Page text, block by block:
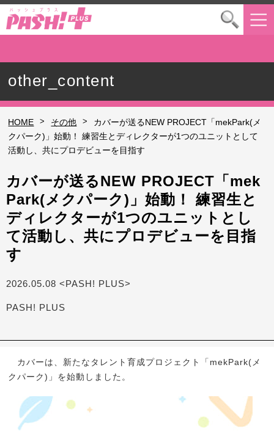
other_content
HOME > その他 >
カバーが送るNEW PROJECT「mekPark(メ
クパーク)」始動！ 練習生とディレクターが1つのユニットとして
活動し、共にプロデビューを目指す
カバーが送るNEW PROJECT「mek
Park(メクパーク)」始動！ 練習生と
ディレクターが1つのユニットとし
て活動し、共にプロデビューを目指
す
2026.05.08 <PASH! PLUS>
PASH! PLUS
カバーは、新たなタレント育成プロジェクト「mekPark(メ
クパーク)」を始動しました。